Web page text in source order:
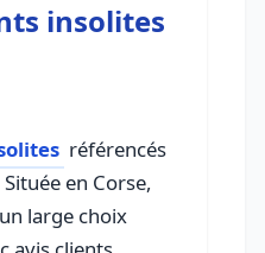
insolites
référencés
en Corse,
large choix